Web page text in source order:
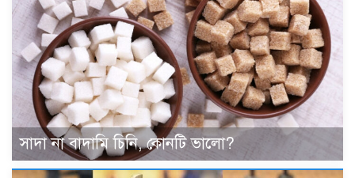
সাদা না বাদামি চিনি, কোনটি ভালো?